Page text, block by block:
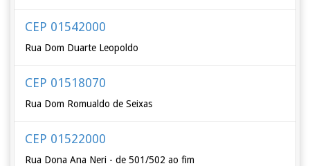
CEP 01542000
Rua Dom Duarte Leopoldo
CEP 01518070
Rua Dom Romualdo de Seixas
CEP 01522000
Rua Dona Ana Neri - de 501/502 ao fim